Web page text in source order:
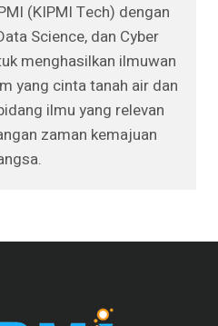
(KIPMI Tech) dengan
Science, dan Cyber
menghasilkan ilmuwan
yang cinta tanah air dan
ilmu yang relevan
zaman kemajuan